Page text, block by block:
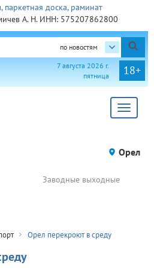
А. Н. ИНН: 575207862800
по новостям
18+
7 августа 2026 г.
пятница
Toggle
Орел
Заводные выходные
Орел перекроют в среду